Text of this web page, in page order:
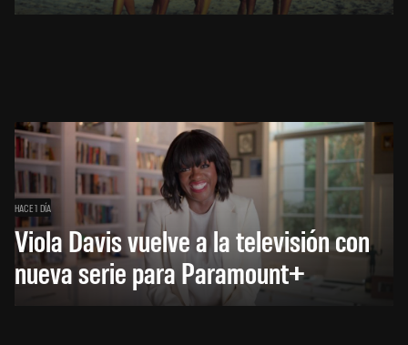
HACE 1 DÍA
Viola Davis vuelve a la televisión con
nueva serie para Paramount+